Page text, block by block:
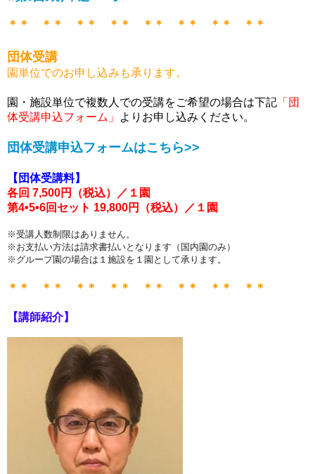
＊＊ ＊＊ ＊＊ ＊＊ ＊＊ ＊＊ ＊＊ ＊＊
団体受講
園単位でのお申し込みも承ります。
園・施設単位で複数人での受講をご希望の場合は下記 「団
体受講申込フォーム」
よりお申し込みください。
団体受講申込フォームはこちら>>
【団体受講料】
各回 7,500円（税込）／１園
第4•5•6回セット 19,800円 （税込） ／１園
※受講人数制限はありません。
※お支払い方法は請求書払いとなります（国内園のみ）
※グループ園の場合は１施設を１園として承ります。
＊＊ ＊＊ ＊＊ ＊＊ ＊＊ ＊＊ ＊＊ ＊＊
【講師紹介】